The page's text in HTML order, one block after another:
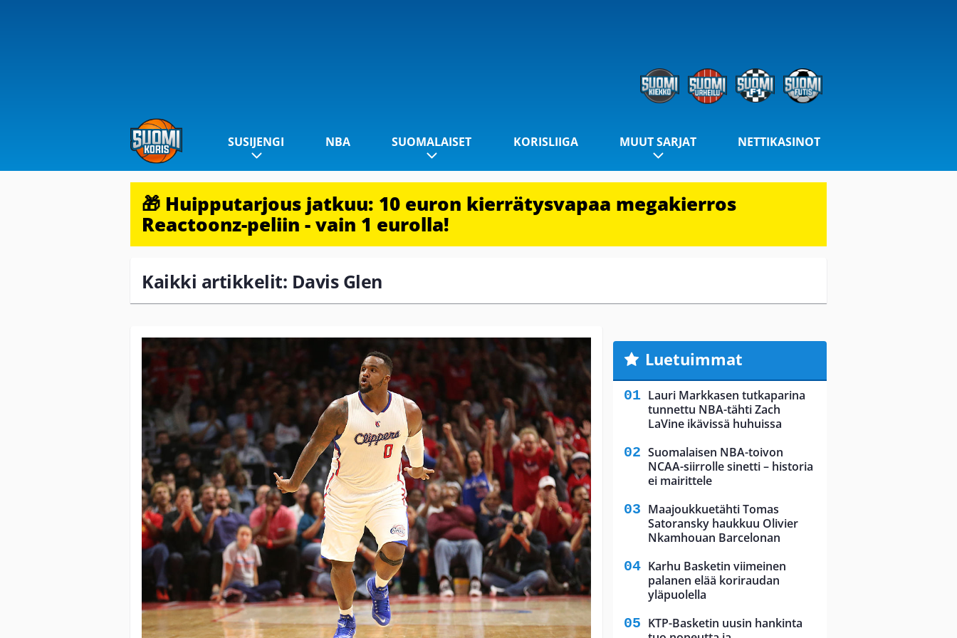
SUSIJENGI NBA SUOMALAISET KORISLIIGA MUUT SARJAT NETTIKASINOT
🎁 Huipputarjous jatkuu: 10 euron kierrätysvapaa megakierros
Reactoonz-peliin - vain 1 eurolla!
Kaikki artikkelit: Davis Glen
Luetuimmat
Lauri Markkasen tutkaparina
tunnettu NBA-tähti Zach
LaVine ikävissä huhuissa
Suomalaisen NBA-toivon
NCAA-siirrolle sinetti – historia
ei mairittele
Maajoukkuetähti Tomas
Satoransky haukkuu Olivier
Nkamhouan Barcelonan
Karhu Basketin viimeinen
palanen elää koriraudan
yläpuolella
KTP-Basketin uusin hankinta